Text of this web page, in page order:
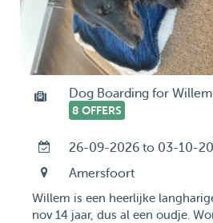
Dog Boarding for Willem
8 OFFERS
26-09-2026 to 03-10-
Amersfoort
Willem is een heerlijke
nov 14 jaar, dus al een oudje.